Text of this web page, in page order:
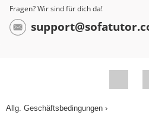
Fragen? Wir sind für dich da!
Allg. Geschäftsbedingungen ›